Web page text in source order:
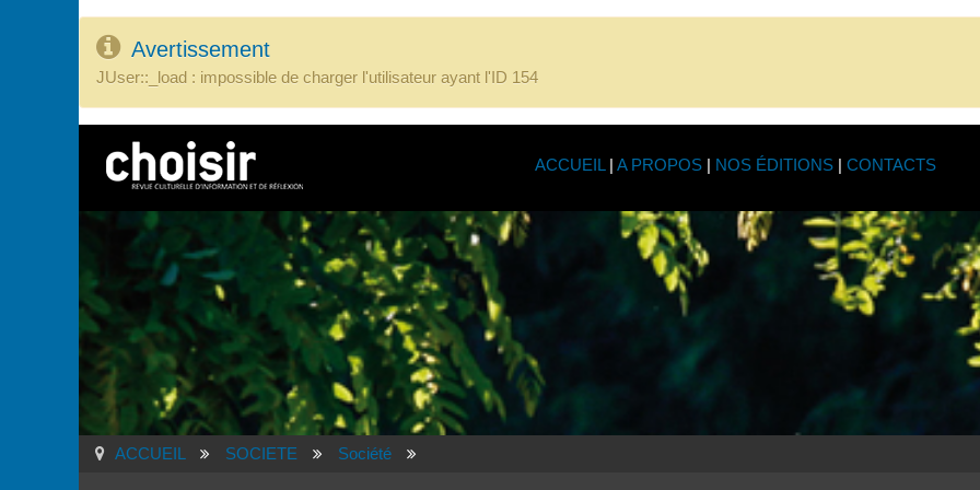
Avertissement
JUser::_load : impossible de charger l'utilisateur ayant l'ID 154
ACCUEIL | A PROPOS| NOS ÉDITIONS| CONTACTS
ACCUEIL SOCIETE Société